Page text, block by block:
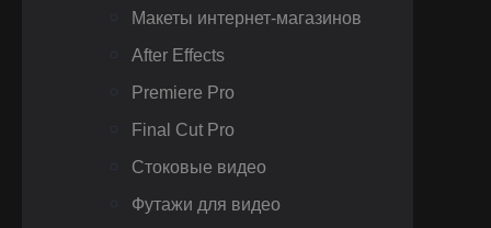
Макеты интернет-магазинов
After Effects
Premiere Pro
Final Cut Pro
Стоковые видео
Футажи для видео